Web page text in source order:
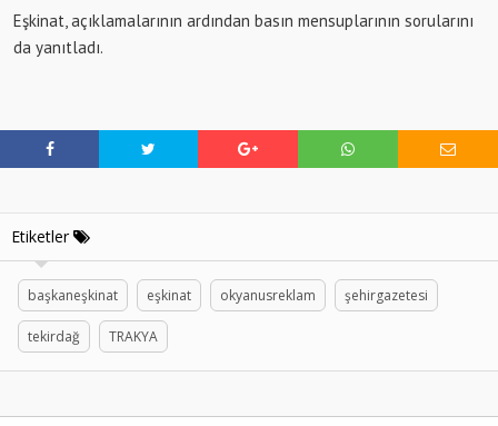
Eşkinat, açıklamalarının ardından basın mensuplarının sorularını
da yanıtladı.
Etiketler
başkaneşkinat eşkinat okyanusreklam şehirgazetesi
tekirdağ TRAKYA